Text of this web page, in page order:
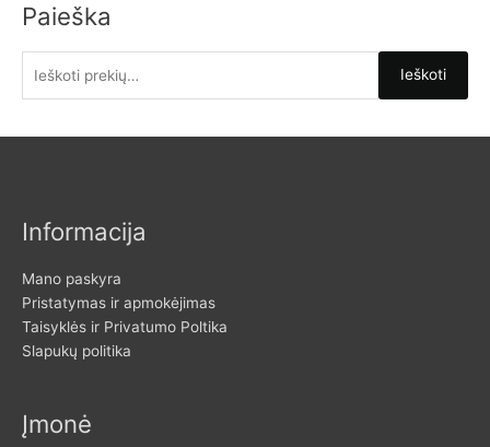
Paieška
:
Ieškoti
Informacija
Mano paskyra
Pristatymas ir apmokėjimas
Taisyklės ir Privatumo Poltika
Slapukų politika
Įmonė